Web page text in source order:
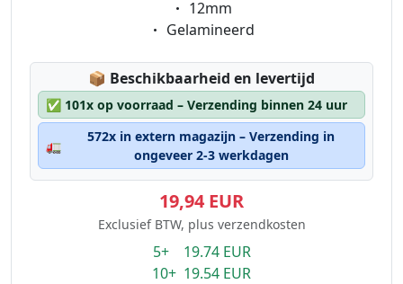
Eigenschaft:
12mm
Eigenschaft:
Gelamineerd
📦 Lagerstatus:
Beschikbaarheid en levertijd
✅ 101x op voorraad – Verzending binnen 24 uur
🚛
572x in extern magazijn – Verzending in
ongeveer 2-3 werkdagen
19,94 EUR
Exclusief BTW, plus verzendkosten
5+ 19.74 EUR
10+ 19.54 EUR